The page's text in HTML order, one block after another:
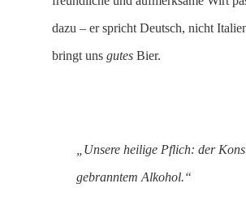
dazu – er spricht Deutsch, nicht
bringt uns gutes Bier.
„Unsere heilige Pflich: der
gebranntem Alkohol.“